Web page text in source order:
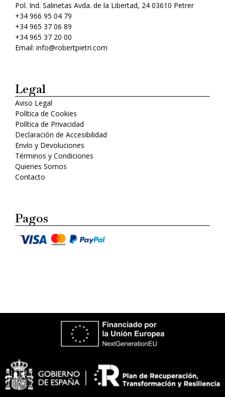
Pol. Ind. Salinetas Avda. de la Libertad, 24 03610 Petrer
+34 966 95 04 79
+34 965 37 06 89
+34 965 37 20 00
Email: info@robertpietri.com
Legal
Aviso Legal
Política de Cookies
Política de Privacidad
Declaración de Accesibilidad
Envío y Devoluciones
Términos y Condiciones
Quienes Somos
Contacto
Pagos